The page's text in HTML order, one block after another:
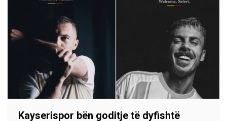
Kayserispor bën goditje të dyfishtë